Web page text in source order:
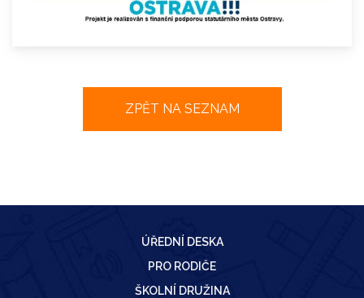
ZPĚT NA SEZNAM
ÚŘEDNÍ DESKA
PRO RODIČE
ŠKOLNÍ DRUŽINA